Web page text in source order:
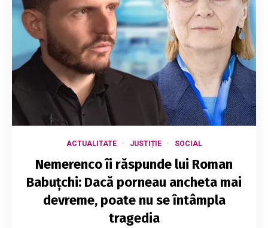
ACTUALITATE JUSTIȚIE SOCIAL
Nemerenco îi răspunde lui Roman
Babuțchi: Dacă porneau ancheta mai
devreme, poate nu se întâmpla
tragedia